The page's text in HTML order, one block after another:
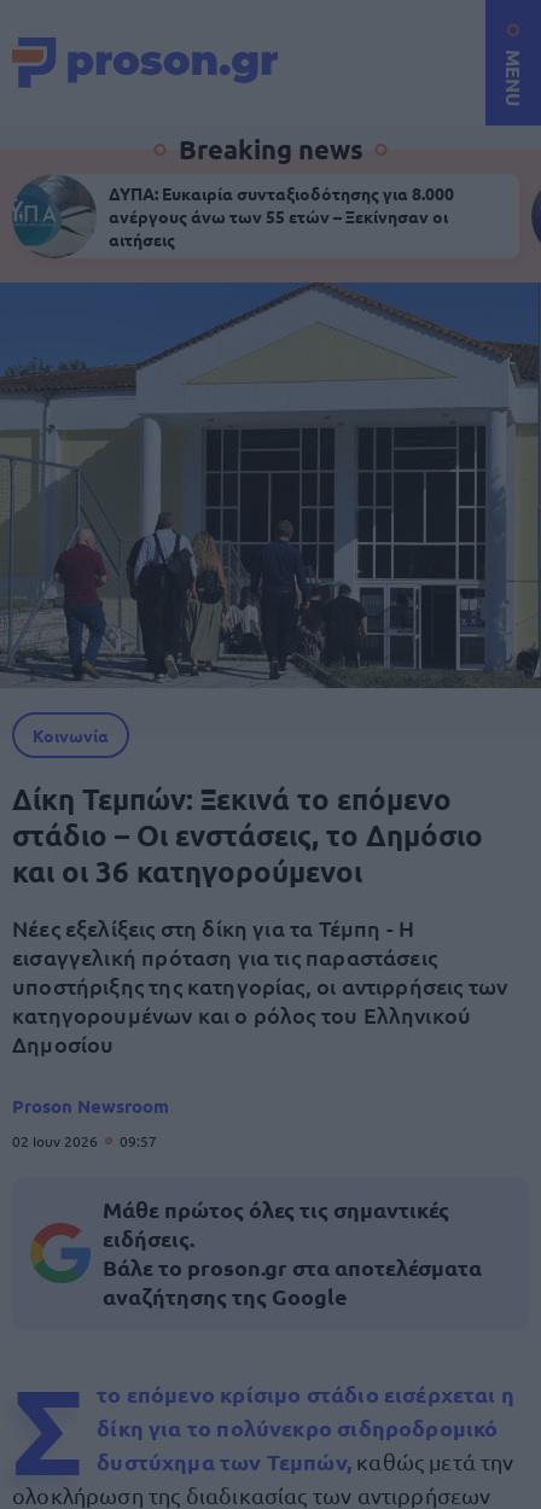
MENU
Breaking news
ΔΥΠΑ: Ευκαιρία συνταξιοδότησης για 8.000
ανέργους άνω των 55 ετών – Ξεκίνησαν οι
αιτήσεις
Κοινωνία
Δίκη Τεμπών: Ξεκινά το επόμενο
στάδιο – Οι ενστάσεις, το Δημόσιο
και οι 36 κατηγορούμενοι
Νέες εξελίξεις στη δίκη για τα Τέμπη - Η
εισαγγελική πρόταση για τις παραστάσεις
υποστήριξης της κατηγορίας, οι αντιρρήσεις των
κατηγορουμένων και ο ρόλος του Ελληνικού
Δημοσίου
Proson Newsroom
02 Ιουν 2026 09:57
Μάθε πρώτος όλες τις σημαντικές
ειδήσεις.
Βάλε το proson.gr στα αποτελέσματα
αναζήτησης της Google
Σ
το επόμενο κρίσιμο στάδιο εισέρχεται η
δίκη για το πολύνεκρο σιδηροδρομικό
δυστύχημα των Τεμπών,καθώς μετά την
ολοκλήρωση της διαδικασίας των αντιρρήσεων